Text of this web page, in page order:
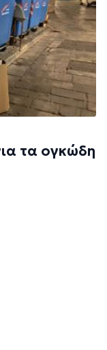
τα ογκώδη